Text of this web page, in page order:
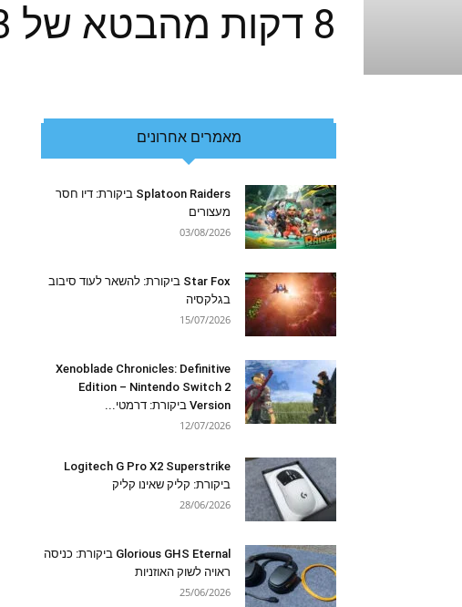
8 דקות מהבטא של Diablo 3
מאמרים אחרונים
Splatoon Raiders ביקורת: דיו חסר
מעצורים
03/08/2026
Star Fox ביקורת: להשאר לעוד סיבוב
בגלקסיה
15/07/2026
Xenoblade Chronicles: Definitive
Edition – Nintendo Switch 2
Version ביקורת: דרמטי...
12/07/2026
Logitech G Pro X2 Superstrike
ביקורת: קליק שאינו קליק
28/06/2026
Glorious GHS Eternal ביקורת: כניסה
ראויה לשוק האוזניות
25/06/2026